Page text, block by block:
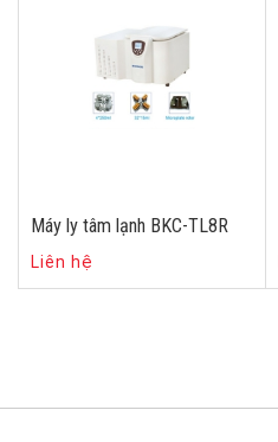
Máy ly tâm lạnh BKC-TL8R
Liên hệ